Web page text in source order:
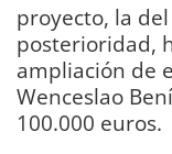
proyecto, la del
posterioridad,
ampliación de
Wenceslao
100.000 euros.